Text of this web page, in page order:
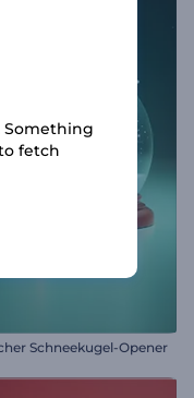
Schneekugel-Opener
Something
fetch